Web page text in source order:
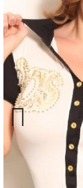
Previous